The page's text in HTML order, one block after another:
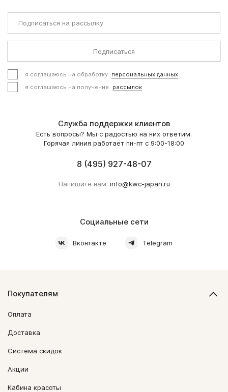
Подписаться
я соглашаюсь на обработку персональных данных
я соглашаюсь на получение
рассылок
Служба поддержки клиентов
Есть вопросы? Мы с радостью на них ответим.
Горячая линия работает пн-пт с 9:00-18:00
8 (495) 927-48-07
Напишите нам: info@kwc-japan.ru
Социальные сети
Вконтакте Telegram
Покупателям
Оплата
Доставка
Система скидок
Акции
Кабина красоты